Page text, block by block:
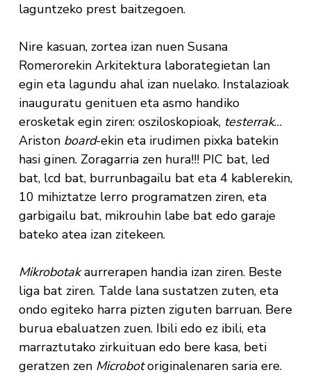
laguntzeko prest baitzegoen.
Nire kasuan, zortea izan nuen Susana
Romerorekin Arkitektura laborategietan lan
egin eta lagundu ahal izan nuelako. Instalazioak
inauguratu genituen eta asmo handiko
erosketak egin ziren: osziloskopioak, testerrak…
Ariston board-ekin eta irudimen pixka batekin
hasi ginen. Zoragarria zen hura!!! PIC bat, led
bat, lcd bat, burrunbagailu bat eta 4 kablerekin,
10 mihiztatze lerro programatzen ziren, eta
garbigailu bat, mikrouhin labe bat edo garaje
bateko atea izan zitekeen.
Mikrobotakaurrerapen handia izan ziren. Beste
liga bat ziren. Talde lana sustatzen zuten, eta
ondo egiteko harra pizten ziguten barruan. Bere
burua ebaluatzen zuen. Ibili edo ez ibili, eta
marraztutako zirkuituan edo bere kasa, beti
geratzen zen Microbotoriginalenaren saria ere.